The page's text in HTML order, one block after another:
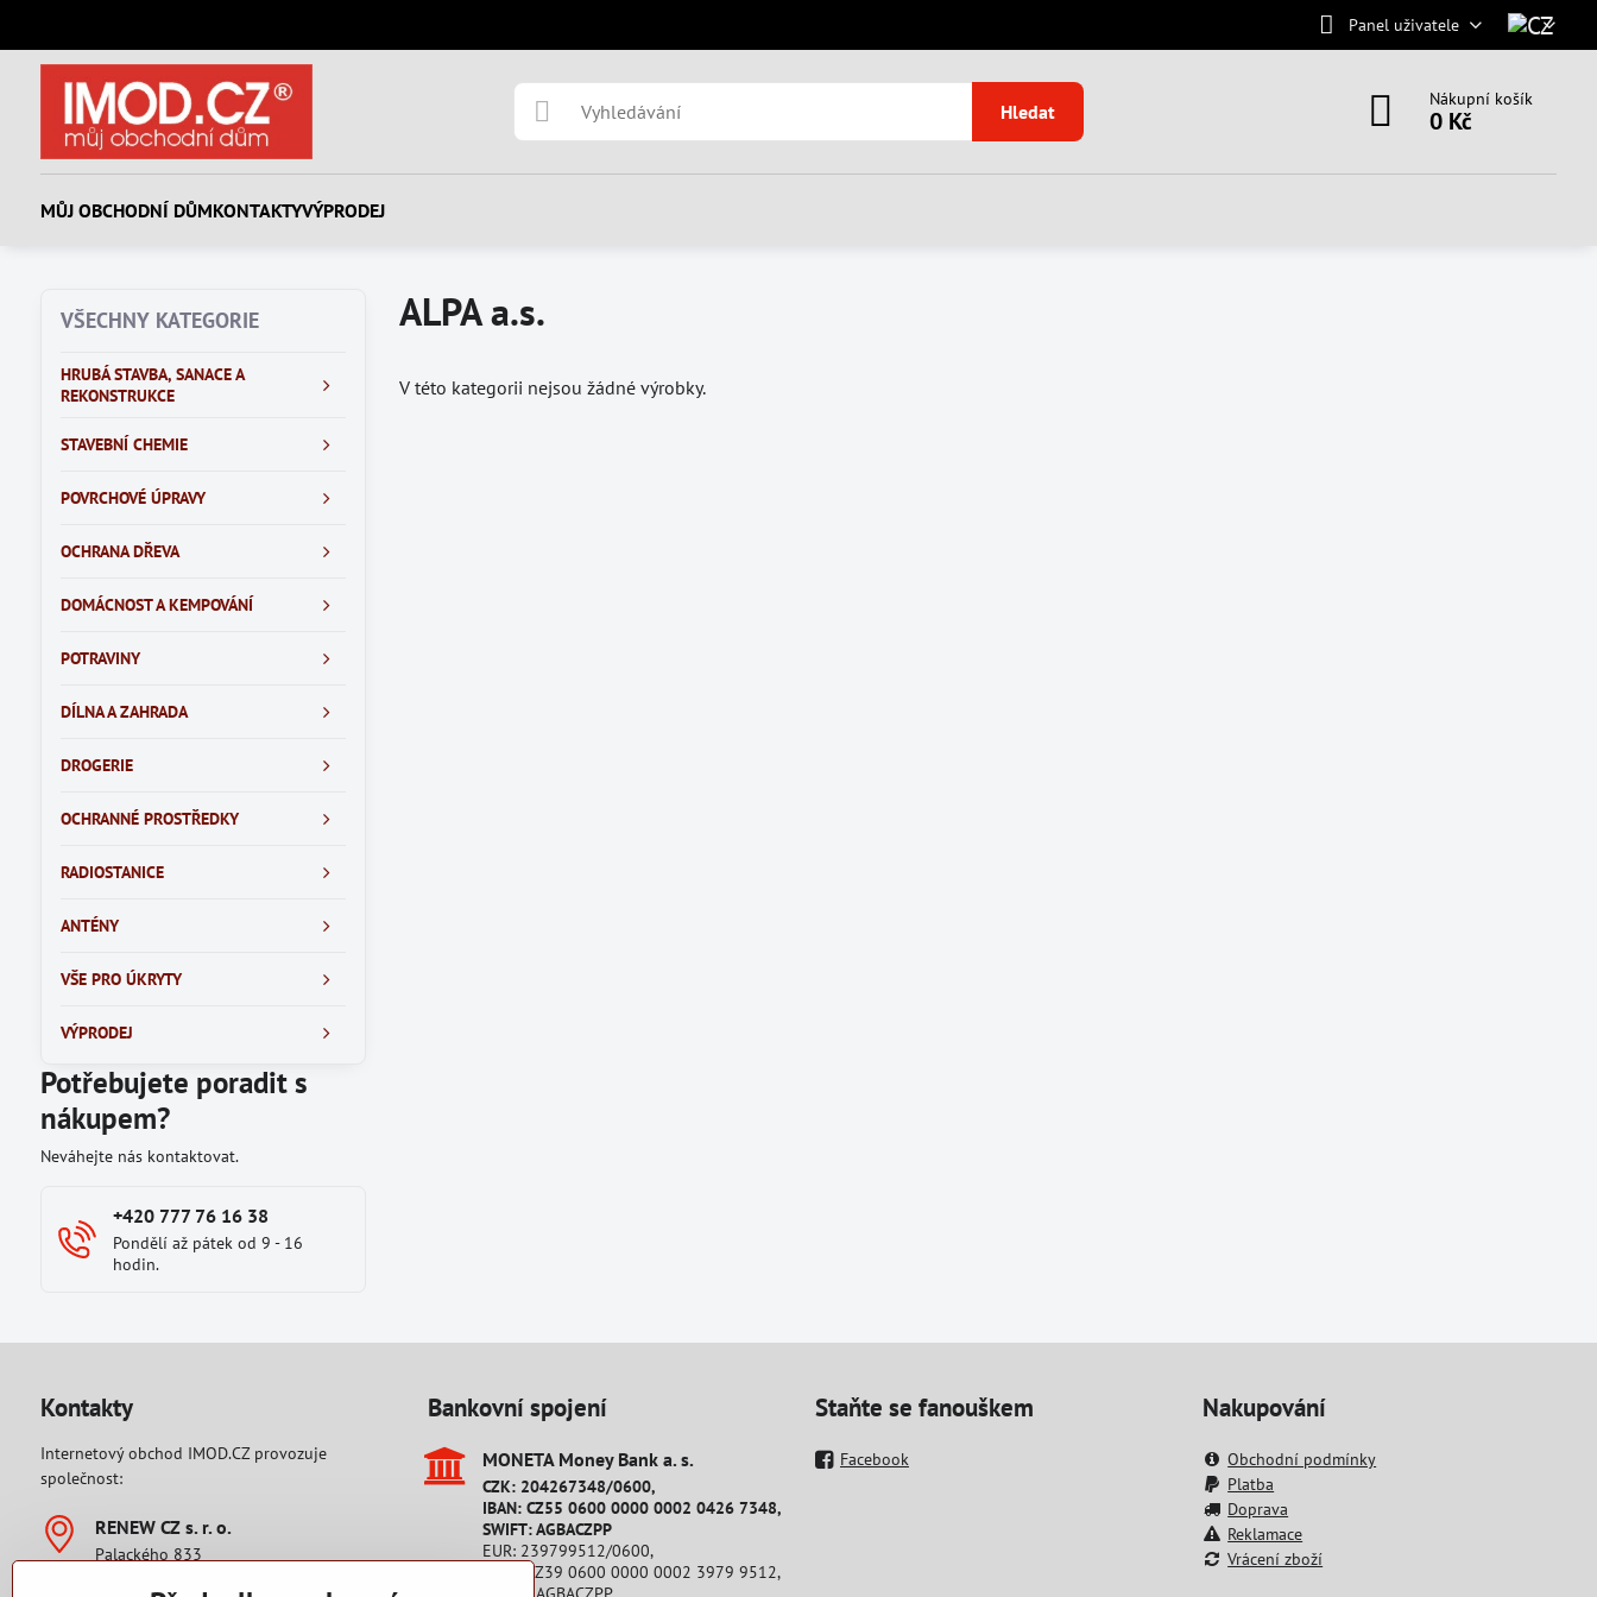
Panel uživatele
Hledat
Nákupní košík
0 Kč
MŮJ OBCHODNÍ DŮMKONTAKTYVÝPRODEJ
ALPA a.s.
V této kategorii nejsou žádné výrobky.
VŠECHNY KATEGORIE
HRUBÁ STAVBA, SANACE A
REKONSTRUKCE
STAVEBNÍ CHEMIE
POVRCHOVÉ ÚPRAVY
OCHRANA DŘEVA
DOMÁCNOST A KEMPOVÁNÍ
POTRAVINY
DÍLNA A ZAHRADA
DROGERIE
OCHRANNÉ PROSTŘEDKY
RADIOSTANICE
ANTÉNY
VŠE PRO ÚKRYTY
VÝPRODEJ
Potřebujete poradit s
nákupem?
Neváhejte nás kontaktovat.
+420 777 76 16 38
Pondělí až pátek od 9 - 16
hodin.
Kontakty
Internetový obchod IMOD.CZ provozuje
společnost:
RENEW CZ s​. r​. o​.
Palackého 833
Bankovní spojení
MONETA Money Bank a​. s​.
CZK: 204267348/0600,
IBAN: CZ55 0600 0000 0002 0426 7348,
SWIFT: AGBACZPP
EUR: 239799512/0600,
IBAN: CZ39 0600 0000 0002 3979 9512,
Staňte se fanouškem
Facebook
Nakupování
Obchodní podmínky
Platba
Doprava
Reklamace
Vrácení zboží